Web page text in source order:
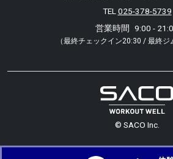
TEL 025-378-5739
営業時間
9:00 -
（最終チェックイン20:30 / 最終ジ
© SACO Inc.